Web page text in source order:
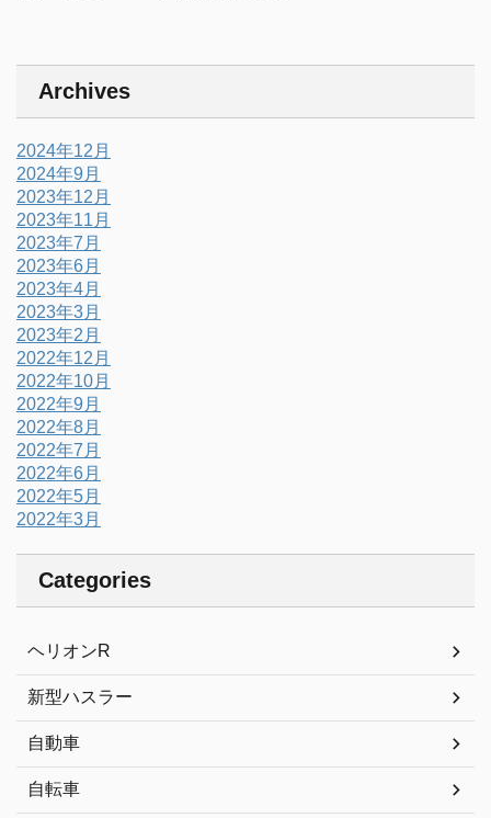
Archives
2024年12月
2024年9月
2023年12月
2023年11月
2023年7月
2023年6月
2023年4月
2023年3月
2023年2月
2022年12月
2022年10月
2022年9月
2022年8月
2022年7月
2022年6月
2022年5月
2022年3月
Categories
ヘリオンR
新型ハスラー
自動車
自転車